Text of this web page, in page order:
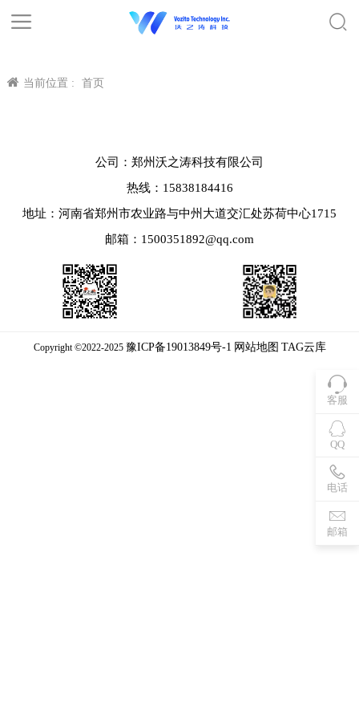
当前位置 : 首页
客服
QQ
电话
邮箱
公司：郑州沃之涛科技有限公司
热线：15838184416
地址：河南省郑州市农业路与中州大道交汇处苏荷中心1715
邮箱：1500351892@qq.com
Copyright ©2022-2025 豫ICP备19013849号-1 网站地图 TAG云库